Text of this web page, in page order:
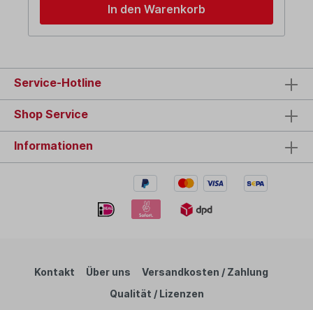
In den Warenkorb
Service-Hotline
Shop Service
Informationen
Kontakt Über uns
Versandkosten / Zahlung
Qualität / Lizenzen